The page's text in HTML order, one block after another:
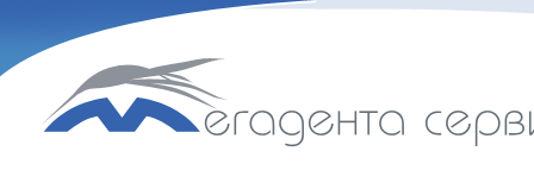
Мегадента Сервис